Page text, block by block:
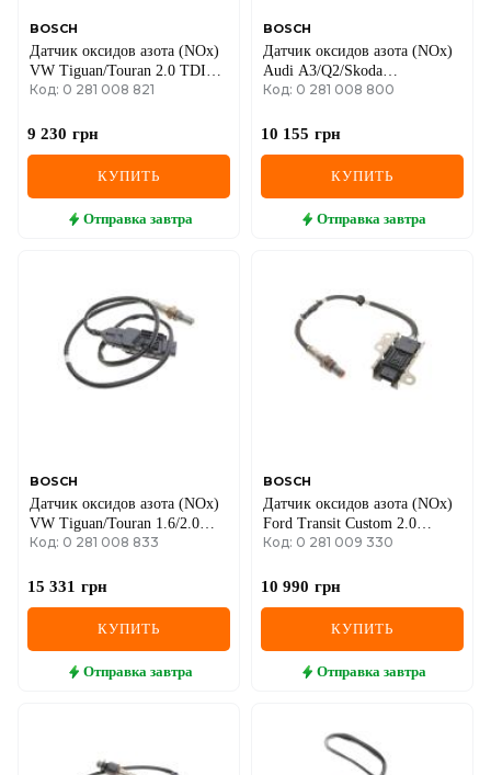
BOSCH
Датчик оксидов азота (NOx)
VW Tiguan/Touran 2.0 TDI
15-
Код: 0 281 008 821
9 230 грн
КУПИТЬ
Отправка завтра
BOSCH
Датчик оксидов азота (NOx)
Audi A3/Q2/Skoda
Karoq/Octavia/VW Golf VII
Код: 0 281 008 800
10 155 грн
КУПИТЬ
Отправка завтра
BOSCH
Датчик оксидов азота (NOx)
VW Tiguan/Touran 1.6/2.0
TDI 15-
Код: 0 281 008 833
15 331 грн
КУПИТЬ
Отправка завтра
BOSCH
Датчик оксидов азота (NOx)
Ford Transit Custom 2.0
EcoBlue 15-
Код: 0 281 009 330
10 990 грн
КУПИТЬ
Отправка завтра